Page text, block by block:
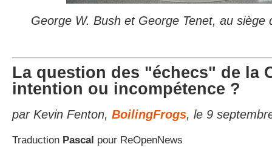
George W. Bush et George Tenet, au siège
La question des "échecs" de la
intention ou incompétence ?
par Kevin Fenton, BoilingFrogs, le 9
Traduction Pascal pour ReOpenNews